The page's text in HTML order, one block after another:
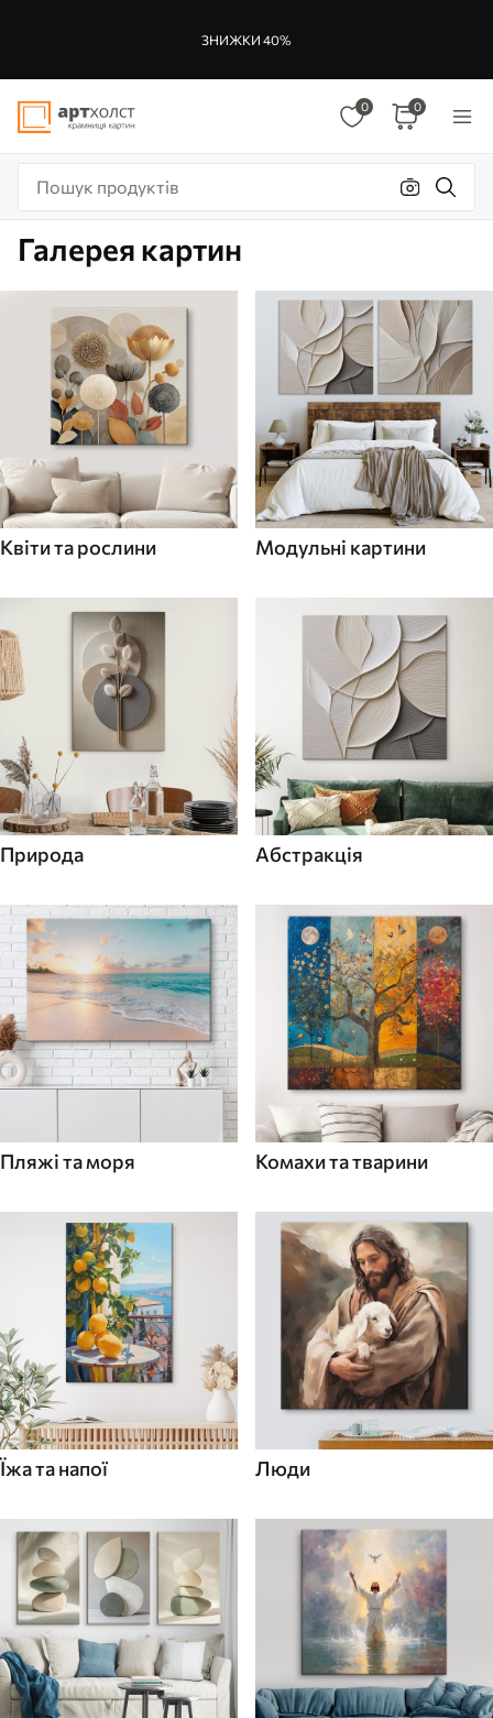
ЗНИЖКИ 40%
0 0
Галерея картин
Квіти та рослини Модульні картини
Природа Абстракція
Пляжі та моря Комахи та тварини
Їжа та напої Люди